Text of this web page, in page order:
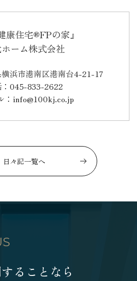
康住宅®FPの家』
ーム株式会社
浜市港南区港南台4-21-17
：045-833-2622
：info@100kj.co.jp
日々記一覧へ
ることなら